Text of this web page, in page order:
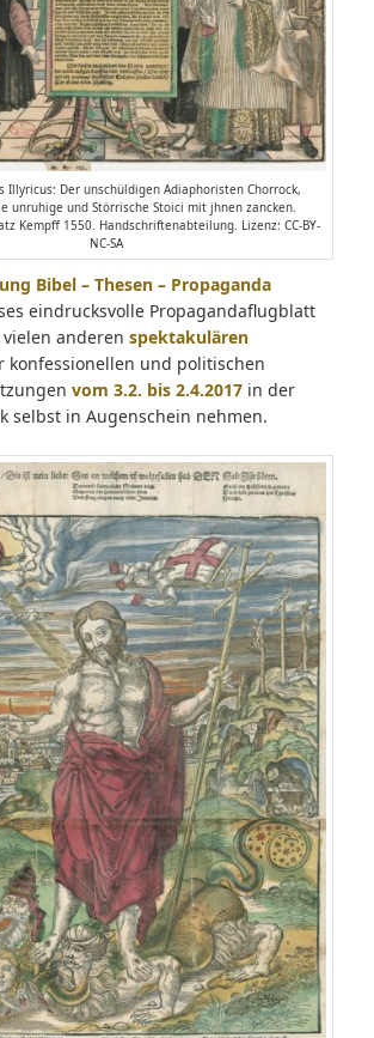
Illyricus: Der unschüldigen Adiaphoristen Chorrock,
unruhige und Störrische Stoici mit jhnen zancken.
Kempff 1550. Handschriftenabteilung. Lizenz: CC-BY-
NC-SA
Bibel – Thesen – Propaganda
eindrucksvolle Propagandaflugblatt
anderen spektakulären
konfessionellen und politischen
vom 3.2. bis 2.4.2017in der
selbst in Augenschein nehmen.